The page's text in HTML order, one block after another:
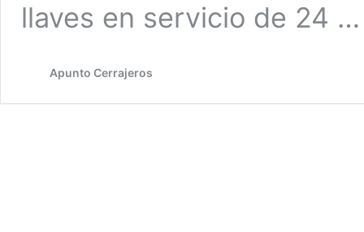
llaves en servicio de 24
Apunto Cerrajeros